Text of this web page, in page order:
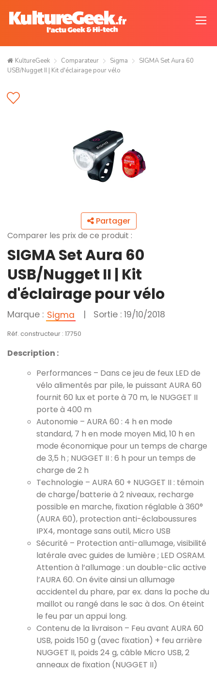
KultureGeek Comparateur Sigma
SIGMA Set Aura 60
USB/Nugget II | Kit d'éclairage pour vélo
Partager
Comparer les prix de ce produit :
SIGMA Set Aura 60
USB/Nugget II | Kit
d'éclairage pour vélo
Marque : Sigma | Sortie : 19/10/2018
Réf. constructeur : 17750
Description :
Performances – Dans ce jeu de feux LED de
vélo alimentés par pile, le puissant AURA 60
fournit 60 lux et porte à 70 m, le NUGGET II
porte à 400 m
Autonomie – AURA 60 : 4 h en mode
standard, 7 h en mode moyen Mid, 10 h en
mode économique pour un temps de charge
de 3,5 h ; NUGGET II : 6 h pour un temps de
charge de 2 h
Technologie – AURA 60 + NUGGET II : témoin
de charge/batterie à 2 niveaux, recharge
possible en marche, fixation réglable à 360°
(AURA 60), protection anti-éclaboussures
IPX4, montage sans outil, Micro USB
Sécurité – Protection anti-allumage, visibilité
latérale avec guides de lumière ; LED OSRAM.
Attention à l’allumage : un double-clic active
l’AURA 60. On évite ainsi un allumage
accidentel du phare, par ex. dans la poche du
maillot ou rangé dans le sac à dos. On éteint
le feu par un appui long.
Contenu de la livraison – Feu avant AURA 60
USB, poids 150 g (avec fixation) + feu arrière
NUGGET II, poids 24 g, câble Micro USB, 2
anneaux de fixation (NUGGET II)